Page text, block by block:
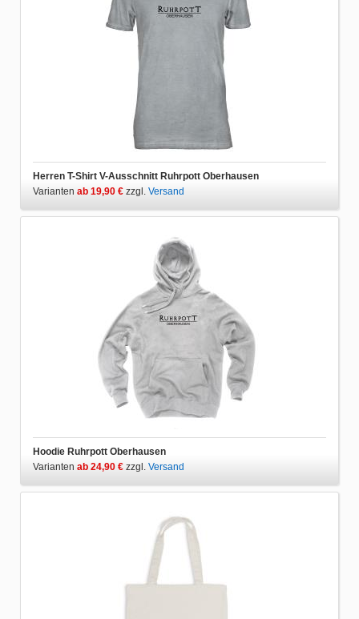
Herren T-Shirt V-Ausschnitt Ruhrpott Oberhausen
Varianten ab 19,90 € zzgl. Versand
Hoodie Ruhrpott Oberhausen
Varianten ab 24,90 € zzgl. Versand